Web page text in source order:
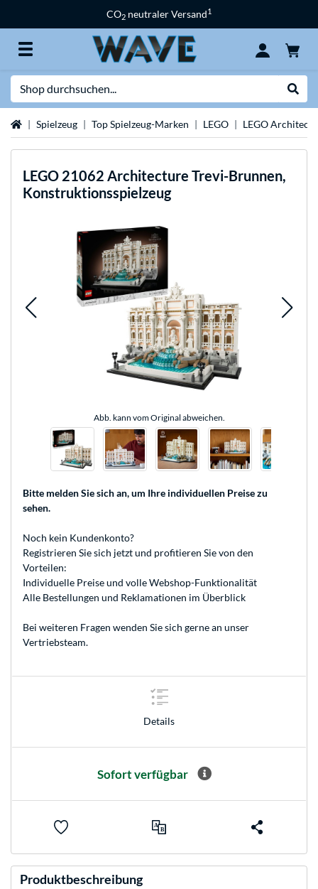
CO2 neutraler Versand1
StartseiteSpielzeug Top Spielzeug-Marken LEGO LEGO
LEGO 21062 Architecture Trevi-Brunnen,
Konstruktionsspielzeug
Abb. kann vom Original abweichen.
Bitte melden Sie sich an, um Ihre individuellen Preise zu
sehen.
Noch kein Kundenkonto?
Registrieren Sie sich jetzt und profitieren Sie von den
Vorteilen:
Individuelle Preise und volle Webshop-Funktionalität
Alle Bestellungen und Reklamationen im Überblick
Bei weiteren Fragen wenden Sie sich gerne an unser
Vertriebsteam.
Details
Sofort verfügbar
Produktbeschreibung